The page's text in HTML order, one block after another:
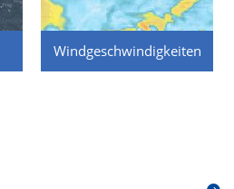
Windgeschwindigkeiten